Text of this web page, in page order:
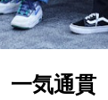
一気通貫